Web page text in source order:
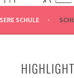
SCHULE